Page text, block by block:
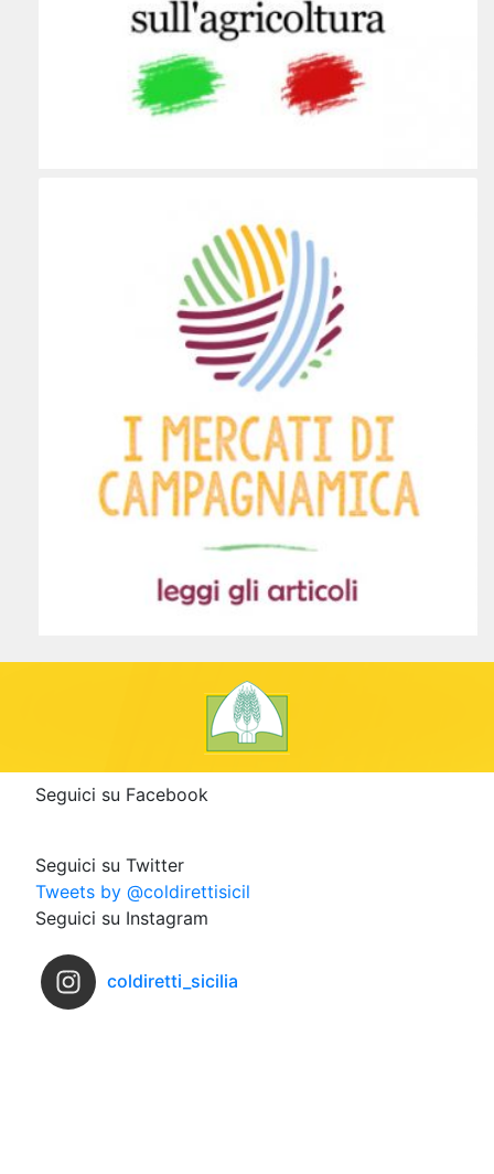
Seguici su Facebook
Seguici su Twitter
Tweets by @coldirettisicil
Seguici su Instagram
coldiretti_sicilia